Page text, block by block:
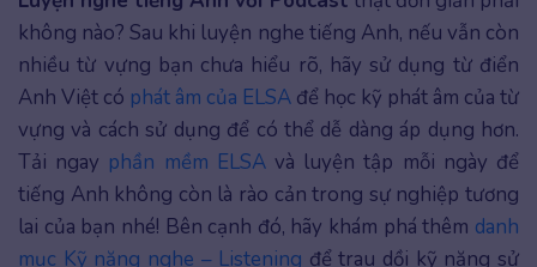
không nào? Sau khi luyện nghe tiếng Anh, nếu vẫn còn
nhiều từ vựng bạn chưa hiểu rõ, hãy sử dụng từ điển
Anh Việt có phát âm của ELSA để học kỹ phát âm của từ
vựng và cách sử dụng để có thể dễ dàng áp dụng hơn.
Tải ngay phần mềm ELSAvà luyện tập mỗi ngày để
tiếng Anh không còn là rào cản trong sự nghiệp tương
lai của bạn nhé! Bên cạnh đó, hãy khám phá thêm danh
mục Kỹ năng nghe – Listening để trau dồi kỹ năng sử